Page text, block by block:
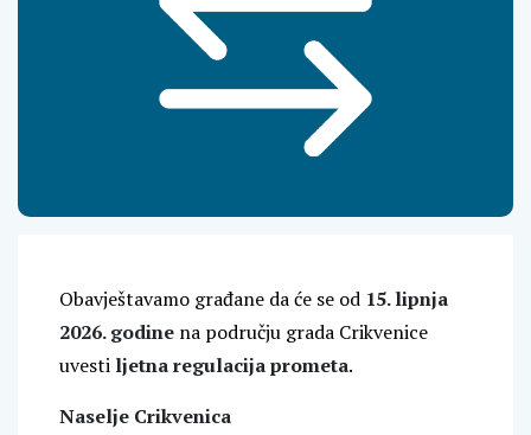
Obavještavamo građane da će se od 15. lipnja
2026. godine na području grada Crikvenice
uvesti ljetna regulacija prometa.
Naselje Crikvenica